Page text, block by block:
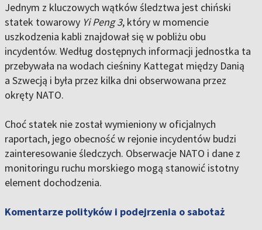
Jednym z kluczowych wątków śledztwa jest chiński
statek towarowy Yi Peng 3, który w momencie
uszkodzenia kabli znajdował się w pobliżu obu
incydentów. Według dostępnych informacji jednostka ta
przebywała na wodach cieśniny Kattegat między Danią
a Szwecją i była przez kilka dni obserwowana przez
okręty NATO.
Choć statek nie został wymieniony w oficjalnych
raportach, jego obecność w rejonie incydentów budzi
zainteresowanie śledczych. Obserwacje NATO i dane z
monitoringu ruchu morskiego mogą stanowić istotny
element dochodzenia.
Komentarze polityków i podejrzenia o sabotaż